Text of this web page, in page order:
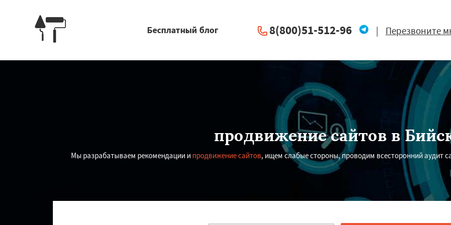
Бесплатный блог 8(800)51-512-96 | Перезвоните
продвижение сайтов в
Мы разрабатываем рекомендации и продвижение сайтов, ищем слабые стороны, проводим всесторонний аудит